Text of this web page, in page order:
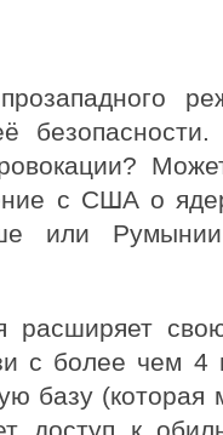
с США о
или
расширяет
с более чем 4
базу